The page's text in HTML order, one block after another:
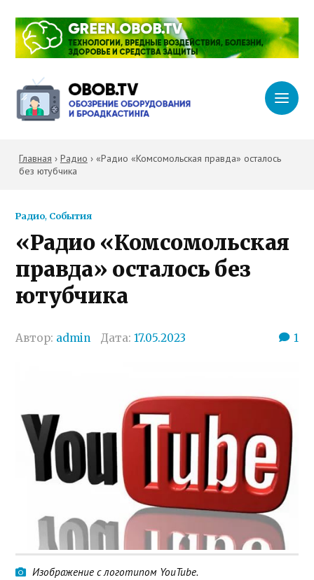
Главная › Радио › «Радио «Комсомольская правда» осталось
без ютубчика
Радио, События
«Радио «Комсомольская
правда» осталось без
ютубчика
Автор: admin Дата:17.05.2023 1
Изображение с логотипом YouTube.